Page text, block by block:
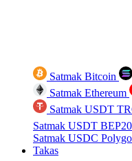
Satmak Bitcoin
Satmak Ethereum
Satmak USDT
Satmak USDT BEP20
Satmak USDC
Takas